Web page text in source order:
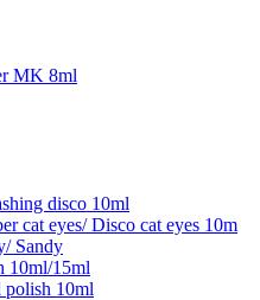
ΜΚ 8ml
disco 10ml
cat eyes/ Disco cat eyes 10m
Sandy
10ml/15ml
polish 10ml